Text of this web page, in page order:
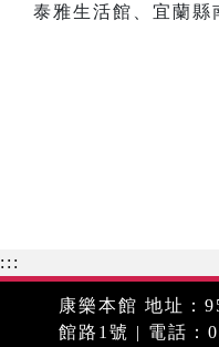
泰雅生活館、宜蘭縣
:::
康樂本館 地址：
館路1號 | 電話：